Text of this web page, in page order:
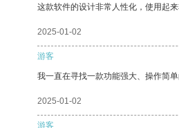
这款软件的设计非常人性化，使用起来
2025-01-02
游客
我一直在寻找一款功能强大、操作简
2025-01-02
游客